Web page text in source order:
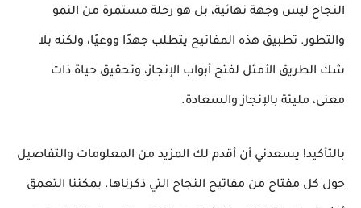
النجاح ليس وجهة نهائية، بل هو رحلة مستمرة من النمو
والتطور. تطبيق هذه المفاتيح يتطلب جهدًا ووعيًا، ولكنه بلا
شك الطريق الأمثل لفتح أبواب الإنجاز، وتحقيق حياة ذات
معنى، مليئة بالإنجاز والسعادة.
بالتأكيد! يسعدني أن أقدم لك المزيد من المعلومات والتفاصيل
حول كل مفتاح من مفاتيح النجاح التي ذكرناها. يمكننا التعمق